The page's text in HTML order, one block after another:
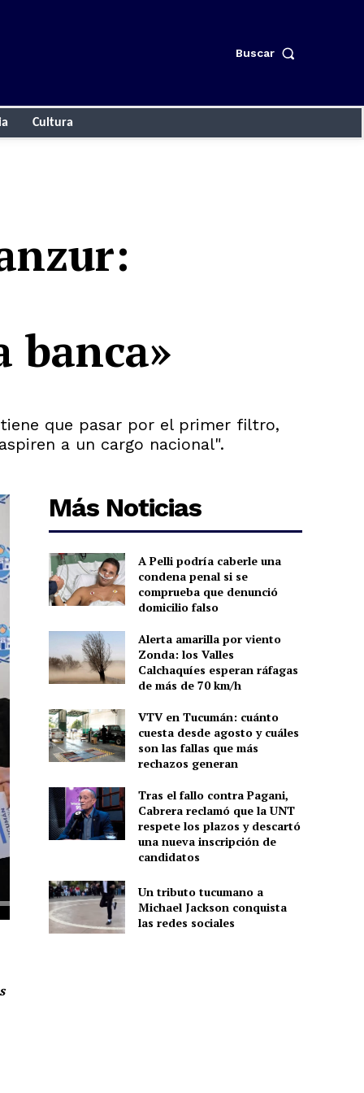
Buscar
Cultura
banca»
que pasar por el primer filtro,
a un cargo nacional".
Más Noticias
A Pelli podría caberle una
condena penal si se
comprueba que denunció
domicilio falso
Alerta amarilla por viento
Zonda: los Valles
Calchaquíes esperan ráfagas
de más de 70 km/h
VTV en Tucumán: cuánto
cuesta desde agosto y cuáles
son las fallas que más
rechazos generan
Tras el fallo contra Pagani,
Cabrera reclamó que la UNT
respete los plazos y descartó
una nueva inscripción de
candidatos
Un tributo tucumano a
Michael Jackson conquista
las redes sociales